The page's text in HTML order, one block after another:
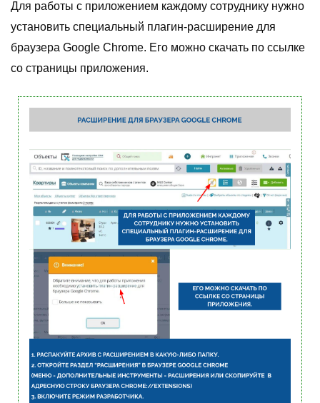
Для работы с приложением каждому сотруднику нужно
установить специальный плагин-расширение для
браузера Google Chrome. Его можно скачать по ссылке
со страницы приложения.